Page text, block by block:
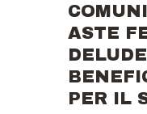
ASTE
PER IL